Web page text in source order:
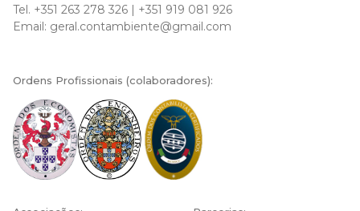
Tel. +351 263 278 326 | +351 919 081 926
Email: geral.contambiente@gmail.com
Ordens Profissionais (colaboradores):